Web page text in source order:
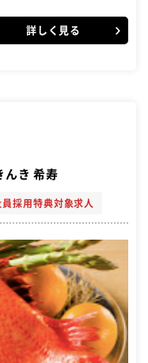
す。 ●「花咲学
店舗でのOJTと並行しな
います。主任、店長とス
詳しく見る
んき 希寿
員採用特典対象求人